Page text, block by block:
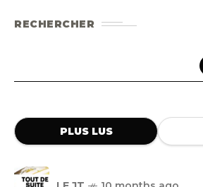
RECHERCHER
PLUS LUS